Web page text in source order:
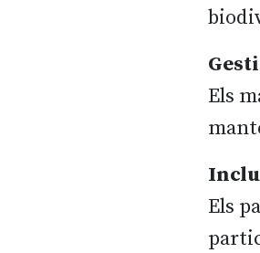
Els
Els